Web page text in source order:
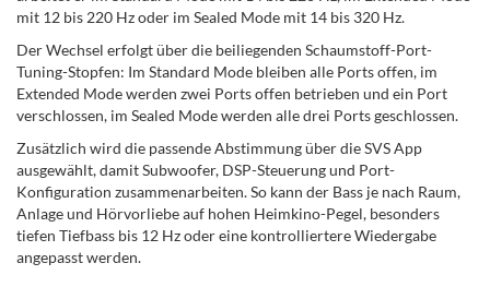
mit 12 bis 220 Hz oder im Sealed Mode mit 14 bis 320 Hz.
Der Wechsel erfolgt über die beiliegenden Schaumstoff-Port-
Tuning-Stopfen: Im Standard Mode bleiben alle Ports offen, im
Extended Mode werden zwei Ports offen betrieben und ein Port
verschlossen, im Sealed Mode werden alle drei Ports geschlossen.
Zusätzlich wird die passende Abstimmung über die SVS App
ausgewählt, damit Subwoofer, DSP-Steuerung und Port-
Konfiguration zusammenarbeiten. So kann der Bass je nach Raum,
Anlage und Hörvorliebe auf hohen Heimkino-Pegel, besonders
tiefen Tiefbass bis 12 Hz oder eine kontrolliertere Wiedergabe
angepasst werden.